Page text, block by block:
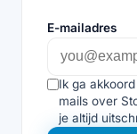
E-mailadres
Ik ga
mails over
je altijd